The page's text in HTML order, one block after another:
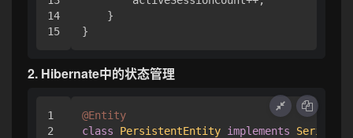
14
    }
2. Hibernate中的状态管理
1
2
@Entity
class
PersistentEntity implements